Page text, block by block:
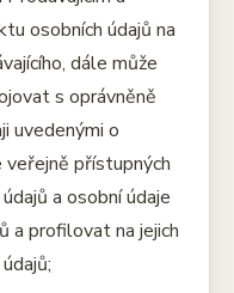
osobních údajů na
dále může
s oprávněně
uvedenými o
veřejně přístupných
a osobní údaje
a profilovat na jejich